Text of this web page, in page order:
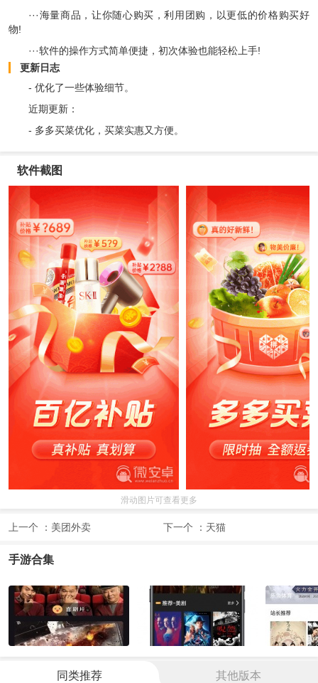
···海量商品，让你随心购买，利用团购，以更低的价格购买好
物!
···软件的操作方式简单便捷，初次体验也能轻松上手!
更新日志
- 优化了一些体验细节。
近期更新：
- 多多买菜优化，买菜实惠又方便。
软件截图
滑动图片可查看更多
上一个 ： 美团外卖 下一个 ： 天猫
手游合集
同类推荐 其他版本